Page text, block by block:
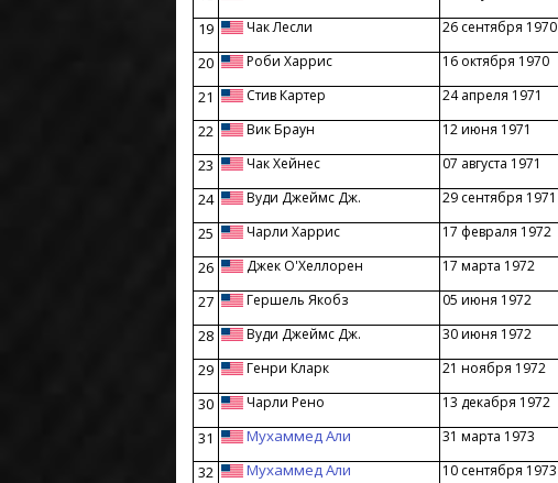
19
Чак Лесли 26 сентября 1970
20
Роби Харрис 16 октября 1970
21
Стив Картер 24 апреля 1971
22
Вик Браун 12 июня 1971
23
Чак Хейнес 07 августа 1971
24
Вуди Джеймс Дж. 29 сентября 1971
25
Чарли Харрис 17 февраля 1972
26
Джек O'Хеллорен 17 марта 1972
27
Гершель Якобз 05 июня 1972
28
Вуди Джеймс Дж. 30 июня 1972
29
Генри Кларк 21 ноября 1972
30
Чарли Рено 13 декабря 1972
31
Мухаммед Али 31 марта 1973
32
Мухаммед Али 10 сентября 1973